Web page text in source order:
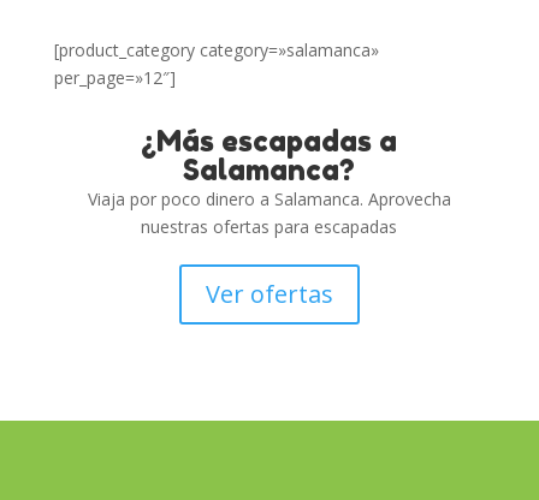
[product_category category=»salamanca»
per_page=»12″]
¿Más escapadas a
Salamanca?
Viaja por poco dinero a Salamanca. Aprovecha
nuestras ofertas para escapadas
Ver ofertas